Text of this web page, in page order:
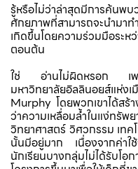
รู้หรือไม่ว่าล่าสุดมีการค้น
ศักยภาพที่สามารถจะนำม
เกิดขึ้นโดยความร่วมมือระ
ตอนต้น
ใช่ อ่านไม่ผิดหรอก เพร
มหาวิทยาลัยอิลลินอยส์แห่
Murphy โดยพวกเขาได้สร้
ว่าความเหลื่อมล้ำในแง่ทรัพ
วิทยาศาสตร์ วิศวกรรม เท
นั้นมีอยู่มาก เนื่องจากค่าใ
นักเรียนบางกลุ่มไม่ได้รับโ